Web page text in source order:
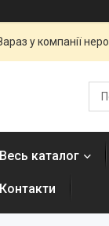
у компанії
Весь каталог
Контакти